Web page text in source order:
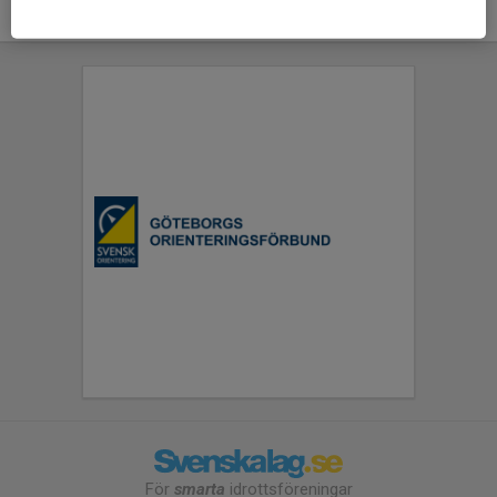
För smarta idrottsföreningar